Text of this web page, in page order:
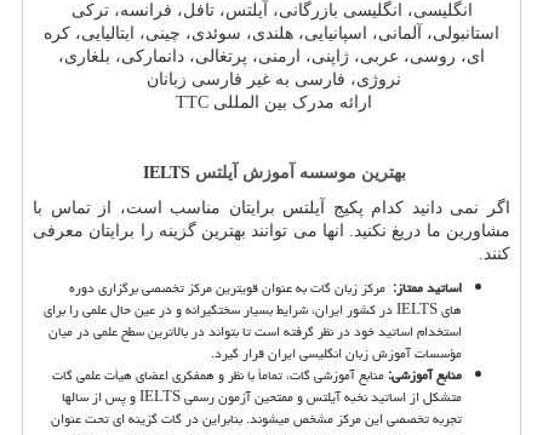
انگلیسی، انگلیسی بازرگانی، آیلتس، تافل، فرانسه، ترکی
استانبولی، آلمانی، اسپانیایی، هلندی، سوئدی، چینی، ایتالیایی، کره
ای، روسی، عربی، ژاپنی، ارمنی، پرتغالی، دانمارکی، بلغاری،
نروژی، فارسی به غیر فارسی زبانان
ارائه مدرک بین المللی TTC
بهترین موسسه آموزش آیلتس IELTS
اگر نمی دانید کدام پکیج آیلتس برایتان مناسب است، از تماس با
مشاورین ما دریغ نکنید. انها می توانند بهترین گزینه را برایتان معرفی
کنند.
اساتید ممتاز: مرکز زبان گات به عنوان قویترین مرکز تخصصی برگزاری دوره
هایIELTSدر کشور ایران، شرایط بسیار سختگیرانه و در عین حال علمی را برای
استخدام اساتید خود در نظر گرفته است تا بتواند در بالاترین سطح علمی در میان
مؤسسات آموزش زبان انگلیسی ایران قرار گیرد.
منابع آموزشی:منابع آموزشی گات، تماماً با نظر و همفکری اعضای هیأت علمی گات
متشکل از اساتید نخبه آیلتس و ممتحین آزمون رسمیIELTSو پس از سالها
تجربه تخصصی این مرکز مشخص می­شوند. بنابراین در گات گزینه ای تحت عنوان